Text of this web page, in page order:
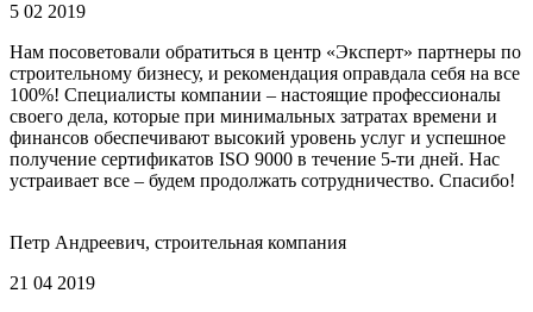
5 02 2019
Нам посоветовали обратиться в центр «Эксперт» партнеры по
строительному бизнесу, и рекомендация оправдала себя на все
100%! Специалисты компании – настоящие профессионалы
своего дела, которые при минимальных затратах времени и
финансов обеспечивают высокий уровень услуг и успешное
получение сертификатов ISO 9000 в течение 5-ти дней. Нас
устраивает все – будем продолжать сотрудничество. Спасибо!
Петр Андреевич, строительная компания
21 04 2019